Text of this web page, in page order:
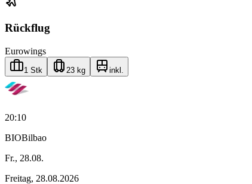
Rückflug
Eurowings
1 Stk 23 kg inkl.
20:10
BIOBilbao
Fr., 28.08.
Freitag, 28.08.2026